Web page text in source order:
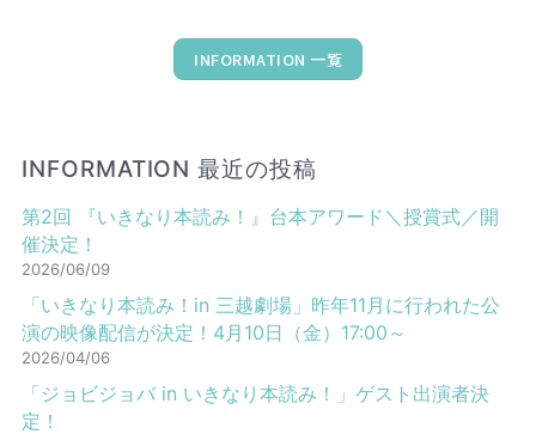
INFORMATION 一覧
INFORMATION 最近の投稿
第2回 『いきなり本読み！』台本アワード＼授賞式／開
催決定！
2026/06/09
「いきなり本読み！in 三越劇場」昨年11月に行われた公
演の映像配信が決定！4月10日（金）17:00～
2026/04/06
「ジョビジョバ in いきなり本読み！」ゲスト出演者決
定！